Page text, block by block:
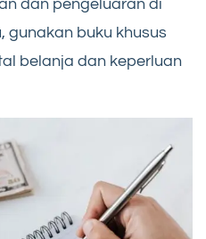
dan pengeluaran di
gunakan buku khusus
belanja dan keperluan